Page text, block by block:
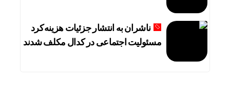
ناشران به انتشار جزئیات هزینه‌کرد
مسئولیت اجتماعی در کدال مکلف شدند